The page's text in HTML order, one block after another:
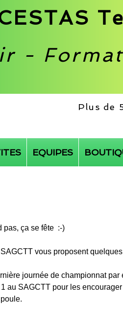
-
Plus de
EQUIPES
pas, ça se fête  :-)
vous proposent
journée de championnat par
au SAGCTT pour les